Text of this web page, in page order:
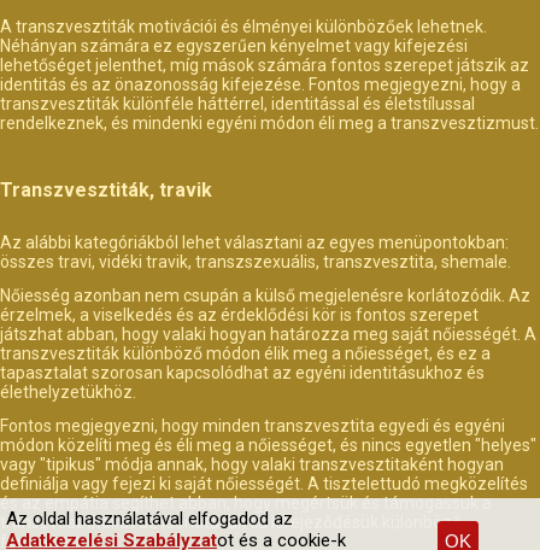
A transzvesztiták motivációi és élményei különbözőek lehetnek.
Néhányan számára ez egyszerűen kényelmet vagy kifejezési
lehetőséget jelenthet, míg mások számára fontos szerepet játszik az
identitás és az önazonosság kifejezése. Fontos megjegyezni, hogy a
transzvesztiták különféle háttérrel, identitással és életstílussal
rendelkeznek, és mindenki egyéni módon éli meg a transzvesztizmust.
Transzvesztiták, travik
Az alábbi kategóriákból lehet választani az egyes menüpontokban:
összes travi, vidéki travik, transzszexuális, transzvesztita, shemale.
Nőiesség azonban nem csupán a külső megjelenésre korlátozódik. Az
érzelmek, a viselkedés és az érdeklődési kör is fontos szerepet
játszhat abban, hogy valaki hogyan határozza meg saját nőiességét. A
transzvesztiták különböző módon élik meg a nőiességet, és ez a
tapasztalat szorosan kapcsolódhat az egyéni identitásukhoz és
élethelyzetükhöz.
Fontos megjegyezni, hogy minden transzvesztita egyedi és egyéni
módon közelíti meg és éli meg a nőiességet, és nincs egyetlen "helyes"
vagy "tipikus" módja annak, hogy valaki transzvesztitaként hogyan
definiálja vagy fejezi ki saját nőiességét. A tisztelettudó megközelítés
és az empátia segíthet abban, hogy megértsük és támogassuk a
transzvesztitákat az identitásuk és kifejeződésük különböző
formáiban.
Az oldal használatával elfogadod az
Adatkezelési Szabályzatot és a cookie-k OK